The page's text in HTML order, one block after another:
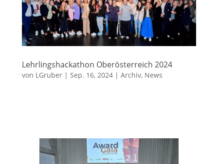
Lehrlingshackathon Oberösterreich 2024
von LGruber| Sep. 16, 2024| Archiv, News